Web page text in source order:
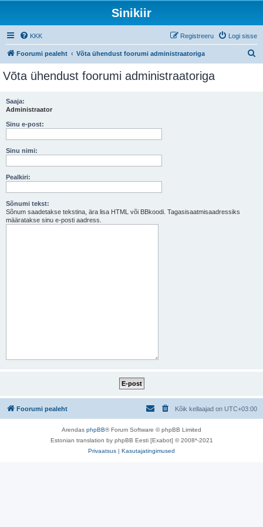
Sinikiir
KKK Logi sisse
Registreeru
Foorumi pealeht Võta ühendust foorumi administraatoriga
Võta ühendust foorumi administraatoriga
Saaja:
Administraator
Sinu e-post:
Sinu nimi:
Pealkiri:
Sõnumi tekst:
Sõnum saadetakse tekstina, ära lisa HTML või BBkoodi. Tagasisaatmisaadressiks
määratakse sinu e-posti aadress.
Foorumi pealeht Kõik kellaajad on UTC+03:00
Arendas phpBB® Forum Software © phpBB Limited
Estonian translation by phpBB Eesti [Exabot] © 2008*-2021
Privaatsus | Kasutajatingimused